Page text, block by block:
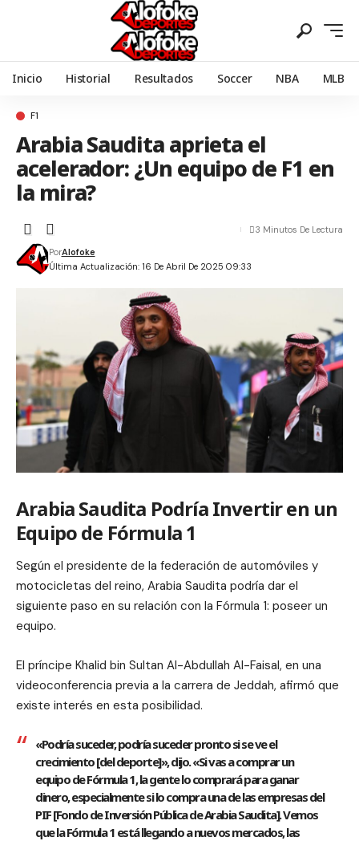
Inicio Historial Resultados Soccer NBA MLB
F1
Arabia Saudita aprieta el
acelerador: ¿Un equipo de F1 en
la mira?
Última Actualización: 16 De Abril De 2025 09:33
PorAlofoke
3 Minutos De Lectura
Arabia Saudita Podría Invertir en un
Equipo de Fórmula 1
Según el presidente de la federación de automóviles y
motocicletas del reino, Arabia Saudita podría dar el
siguiente paso en su relación con la Fórmula 1: poseer un
equipo.
El príncipe Khalid bin Sultan Al-Abdullah Al-Faisal, en una
videoconferencia previa a la carrera de Jeddah, afirmó que
existe interés en esta posibilidad.
«Podría suceder, podría suceder pronto si se ve el
crecimiento [del deporte]», dijo. «Si vas a comprar un
equipo de Fórmula 1, la gente lo comprará para ganar
dinero, especialmente si lo compra una de las empresas del
PIF [Fondo de Inversión Pública de Arabia Saudita]. Vemos
que la Fórmula 1 está llegando a nuevos mercados, las